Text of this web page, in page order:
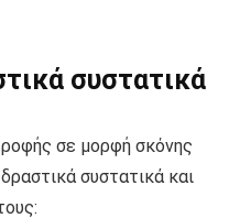
συστατικά
σε μορφή σκόνης
συστατικά και